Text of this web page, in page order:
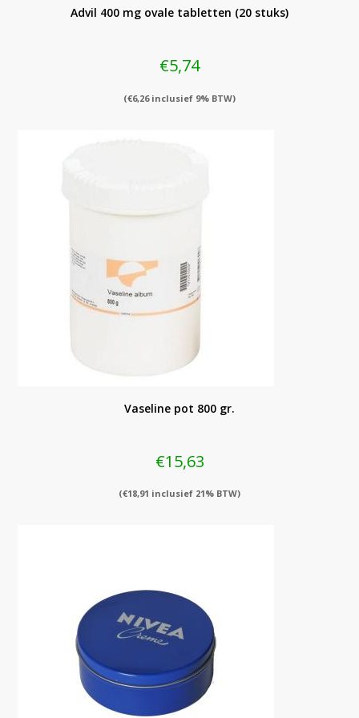
Advil 400 mg ovale tabletten (20 stuks)
€5,74
(€6,26inclusief 9% BTW)
Vaseline pot 800 gr.
€15,63
(€18,91 inclusief 21% BTW)